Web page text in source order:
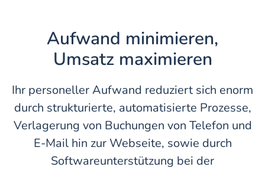
Aufwand minimieren,
Umsatz maximieren
Ihr personeller Aufwand reduziert sich enorm
durch strukturierte, automatisierte Prozesse,
Verlagerung von Buchungen von Telefon und
E-Mail hin zur Webseite, sowie durch
Softwareunterstützung bei der